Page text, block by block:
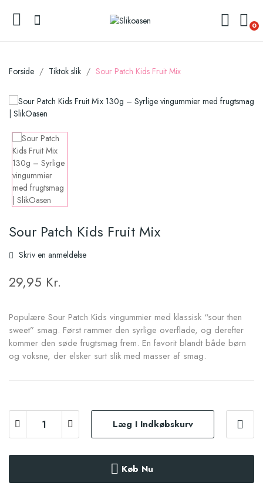
0
Forside Tiktok slik Sour Patch Kids Fruit Mix
Sour Patch Kids Fruit Mix
Skriv en anmeldelse
29,95 Kr.
Populære Sour Patch Kids vingummier med klassisk “sour then
sweet” smag. Først rammer den syrlige overflade, og derefter
kommer den søde frugtsmag frem. En favorit blandt både børn
og voksne, der elsker surt slik med masser af smag.
Læg I Indkøbskurv
Køb Nu